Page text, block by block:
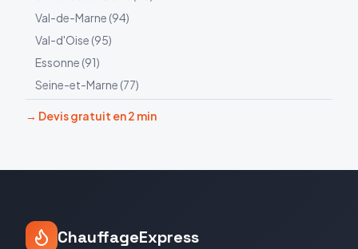
Val-de-Marne (94)
Val-d'Oise (95)
Essonne (91)
Seine-et-Marne (77)
→ Devis gratuit en 2 min
ChauffageExpress